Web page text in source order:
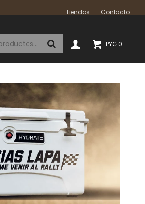
PYG0
Tiendas Contacto